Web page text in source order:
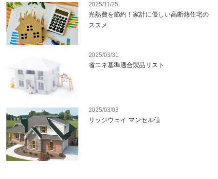
2025/11/25
光熱費を節約！家計に優しい高断熱住宅の
ススメ
2025/03/31
省エネ基準適合製品リスト
2025/03/03
リッジウェイ マンセル値